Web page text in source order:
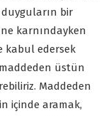
bir
karnındayken
kabul edersek
üstün
Maddeden
içinde aramak,